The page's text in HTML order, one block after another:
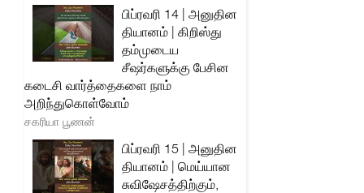
பிப்ரவரி 14 | அனுதின
தியானம் | கிறிஸ்து
தம்முடைய
சீஷர்களுக்கு பேசின
கடைசி வார்த்தைகளை நாம்
அறிந்துகொள்வோம்
சகரியா பூணன்
பிப்ரவரி 15 | அனுதின
தியானம் | மெய்யான
சுவிஷேசத்திற்கும்,